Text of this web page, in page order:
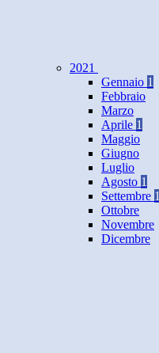
2021
Gennaio 1
Febbraio
Marzo
Aprile 1
Maggio
Giugno
Luglio
Agosto 1
Settembre 1
Ottobre
Novembre
Dicembre